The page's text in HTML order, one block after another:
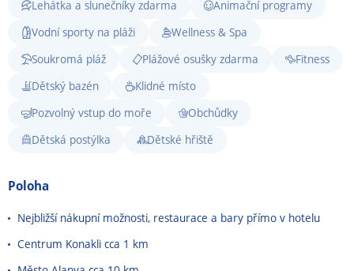
Lehátka a slunečníky zdarma
Animační programy
Vodní sporty na pláži
Wellness & Spa
Soukromá pláž
Plážové osušky zdarma
Fitness
Dětský bazén
Klidné místo
Pozvolný vstup do moře
Obchůdky
Dětská postýlka
Dětské hřiště
Poloha
Nejbližší nákupní možnosti, restaurace a bary přímo v hotelu
Centrum Konakli cca 1 km